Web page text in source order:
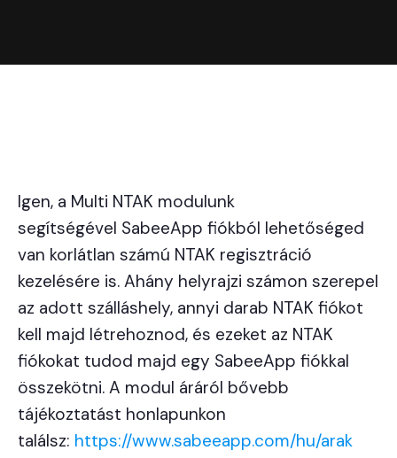
Igen, a Multi NTAK modulunk
segítségével SabeeApp fiókból lehetőséged
van korlátlan számú NTAK regisztráció
kezelésére is. Ahány helyrajzi számon szerepel
az adott szálláshely, annyi darab NTAK fiókot
kell majd létrehoznod, és ezeket az NTAK
fiókokat tudod majd egy SabeeApp fiókkal
összekötni. A modul áráról bővebb
tájékoztatást honlapunkon
találsz: https://www.sabeeapp.com/hu/arak